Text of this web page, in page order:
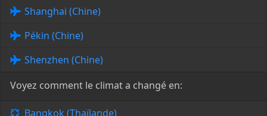
Shanghai (Chine)
Pékin (Chine)
Shenzhen (Chine)
Voyez comment le climat a changé en:
Bangkok (Thaïlande)